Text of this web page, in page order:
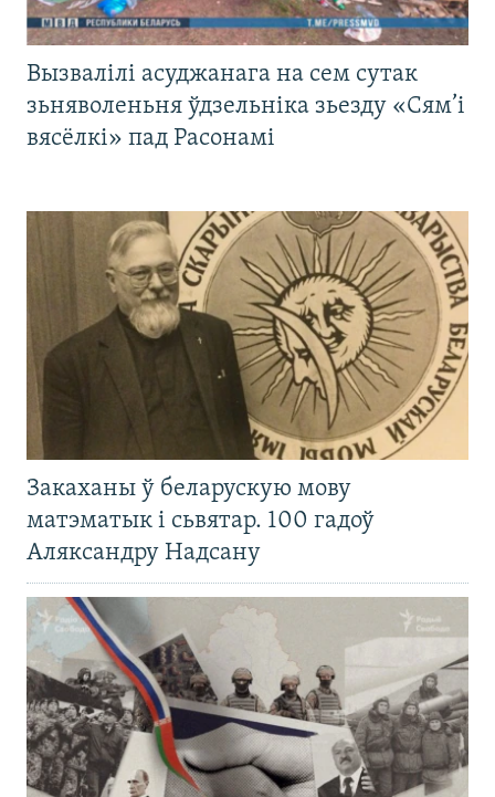
Вызвалілі асуджанага на сем сутак
зьняволеньня ўдзельніка зьезду «Сям’і
вясёлкі» пад Расонамі
Закаханы ў беларускую мову
матэматык і сьвятар. 100 гадоў
Аляксандру Надсану